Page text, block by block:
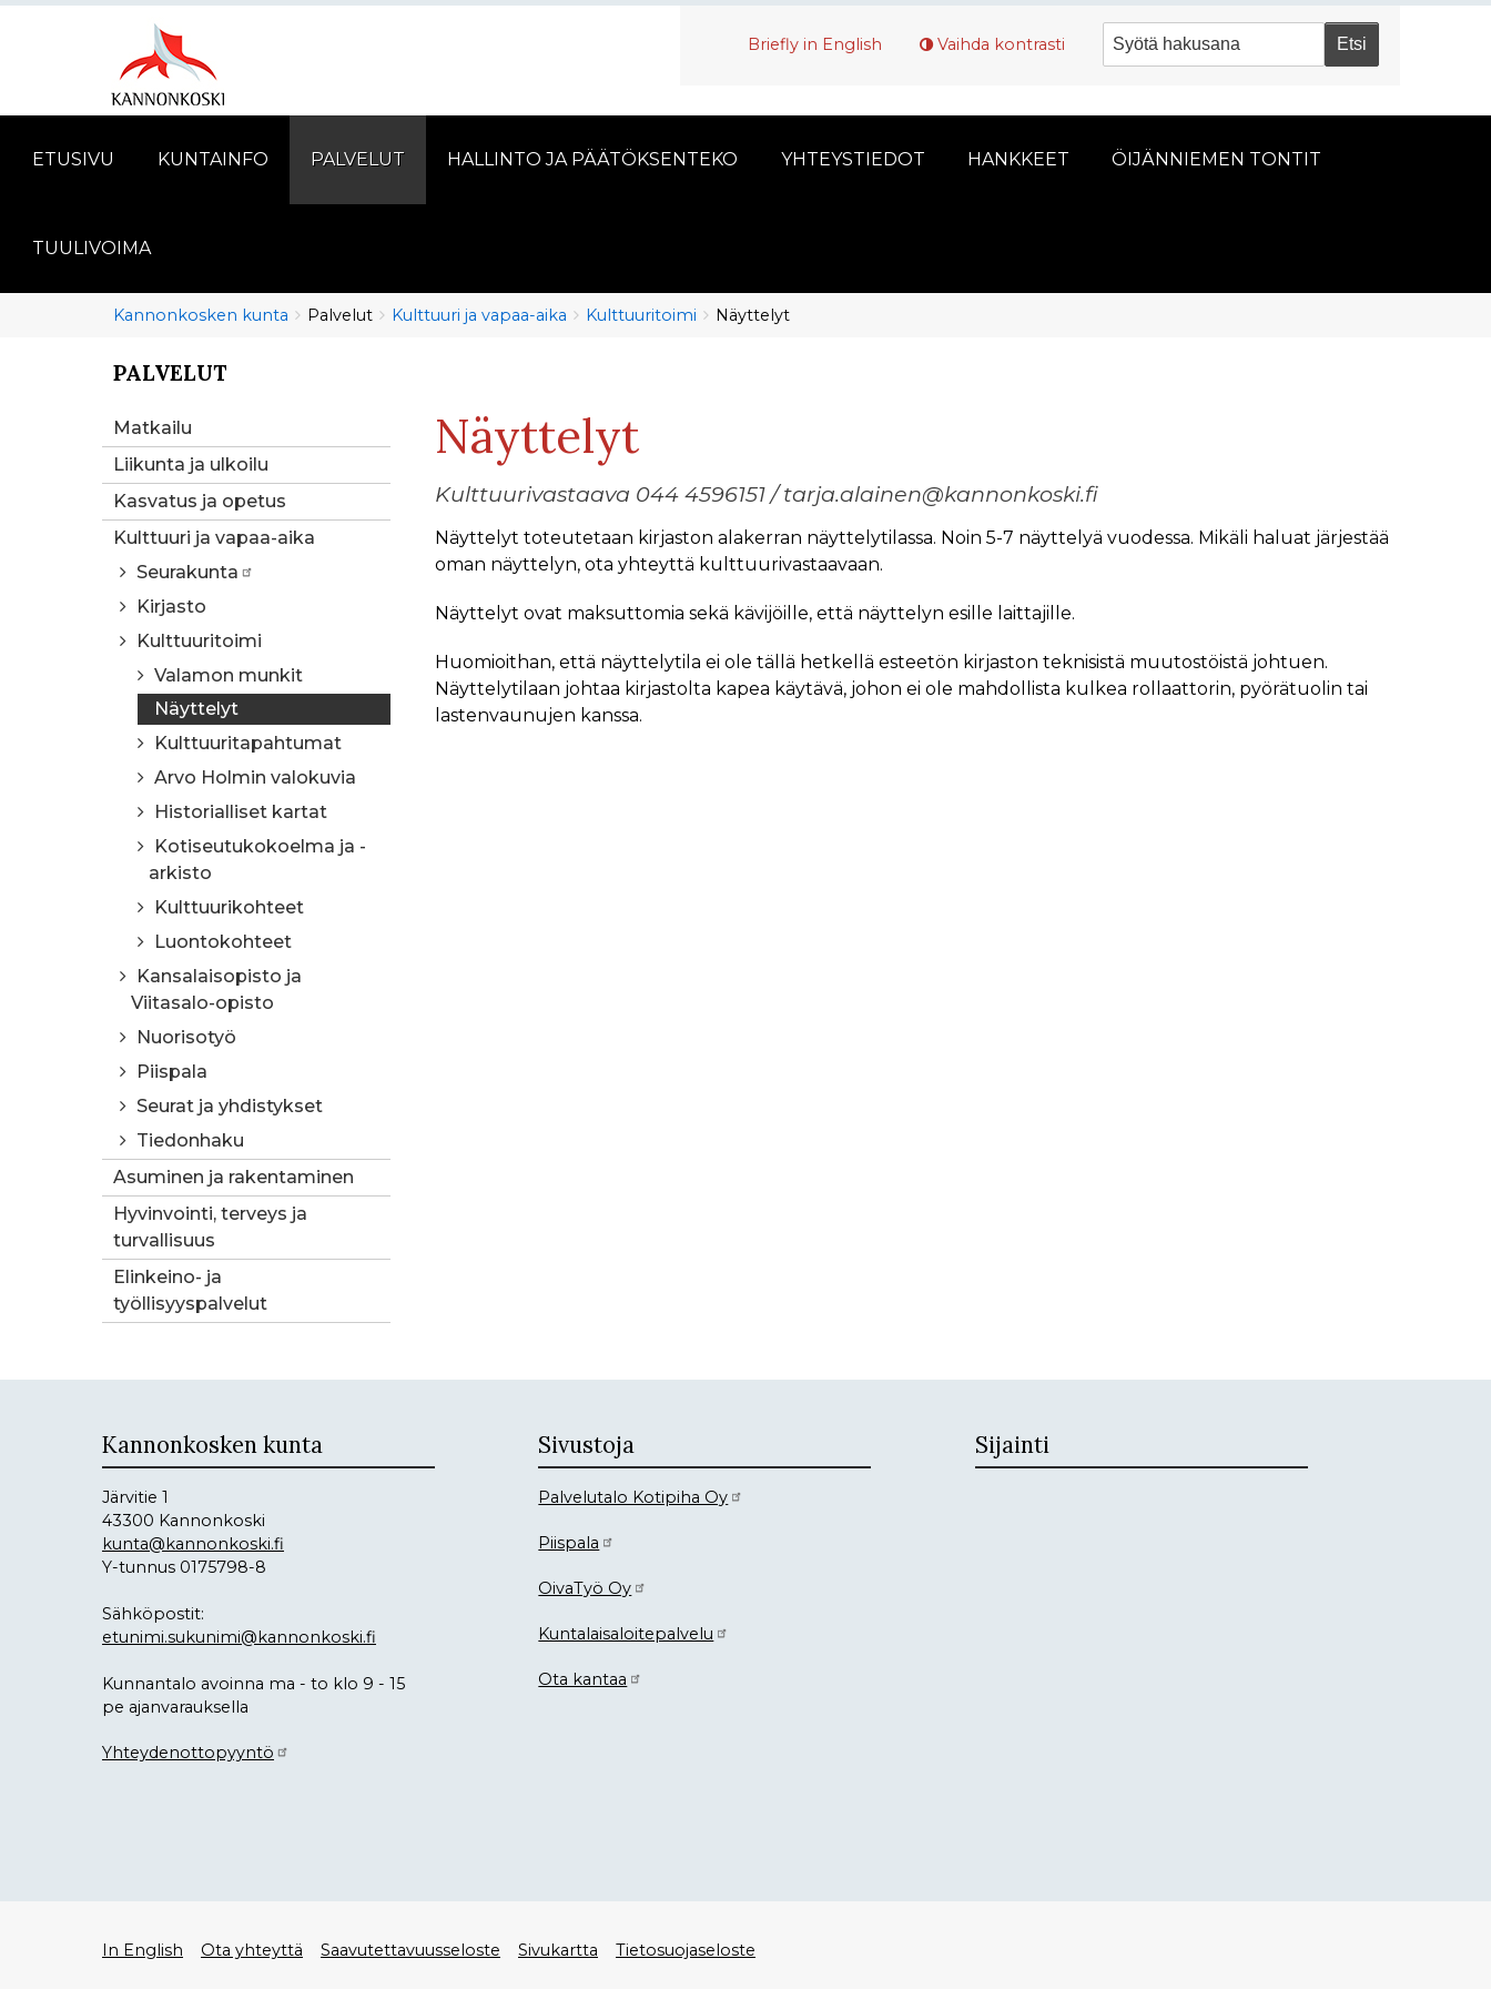
Briefly in English Vaihda kontrasti
ETUSIVU KUNTAINFO PALVELUT HALLINTO JA PÄÄTÖKSENTEKO YHTEYSTIEDOT HANKKEET ÖIJÄNNIEMEN TONTIT
TUULIVOIMA
Murupolku
You
here:
Kannonkosken kunta Palvelut Kulttuuri ja vapaa-aika Kulttuuritoimi Näyttelyt
You
here:
PALVELUT
Matkailu
Liikunta ja ulkoilu
Kasvatus ja opetus
Kulttuuri ja vapaa-aika
Seurakunta
Kirjasto
Kulttuuritoimi
Valamon munkit
Näyttelyt
Kulttuuritapahtumat
Arvo Holmin valokuvia
Historialliset kartat
Kotiseutukokoelma ja -
arkisto
Kulttuurikohteet
Luontokohteet
Kansalaisopisto ja
Viitasalo-opisto
Nuorisotyö
Piispala
Seurat ja yhdistykset
Tiedonhaku
Asuminen ja rakentaminen
Hyvinvointi, terveys ja
turvallisuus
Elinkeino- ja
työllisyyspalvelut
Näyttelyt
Kulttuurivastaava 044 4596151 / tarja.alainen@kannonkoski.fi
Näyttelyt toteutetaan kirjaston alakerran näyttelytilassa. Noin 5-7 näyttelyä vuodessa. Mikäli haluat järjestää
oman näyttelyn, ota yhteyttä kulttuurivastaavaan.
Näyttelyt ovat maksuttomia sekä kävijöille, että näyttelyn esille laittajille.
Huomioithan, että näyttelytila ei ole tällä hetkellä esteetön kirjaston teknisistä muutostöistä johtuen.
Näyttelytilaan johtaa kirjastolta kapea käytävä, johon ei ole mahdollista kulkea rollaattorin, pyörätuolin tai
lastenvaunujen kanssa.
Kannonkosken kunta
Järvitie 1
43300 Kannonkoski
kunta@kannonkoski.fi
Y-tunnus 0175798-8
Sähköpostit:
etunimi.sukunimi@kannonkoski.fi
Kunnantalo avoinna ma - to klo 9 - 15
pe ajanvarauksella
Yhteydenottopyyntö
Sivustoja
Palvelutalo Kotipiha Oy
Piispala
OivaTyö Oy
Kuntalaisaloitepalvelu
Ota kantaa
Sijainti
Alatunniste
In English Ota yhteyttä Saavutettavuusseloste Sivukartta Tietosuojaseloste